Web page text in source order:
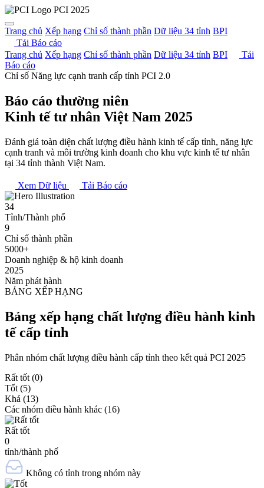
PCI 2025
Trang chủ Xếp hạng Chỉ số thành phần Dữ liệu 34 tỉnh BPI
Tải Báo cáo
Trang chủ Xếp hạng Chỉ số thành phần Dữ liệu 34 tỉnh BPI
Tải
Báo cáo
Chỉ số Năng lực cạnh tranh cấp tỉnh PCI 2.0
Báo cáo thường niên
Kinh tế tư nhân Việt Nam 2025
Đánh giá toàn diện chất lượng điều hành kinh tế cấp tỉnh, năng lực
cạnh tranh và môi trường kinh doanh cho khu vực kinh tế tư nhân
tại 34 tỉnh thành Việt Nam.
Xem Dữ liệu Tải Báo cáo
34
Tỉnh/Thành phố
9
Chỉ số thành phần
5000+
Doanh nghiệp & hộ kinh doanh
2025
Năm phát hành
BẢNG XẾP HẠNG
Bảng xếp hạng chất lượng điều hành kinh
tế cấp tỉnh
Phân nhóm chất lượng điều hành cấp tỉnh theo kết quả PCI 2025
Rất tốt (0)
Tốt (5)
Khá (13)
Các nhóm điều hành khác (16)
Rất tốt
0
tỉnh/thành phố
Không có tỉnh trong nhóm này